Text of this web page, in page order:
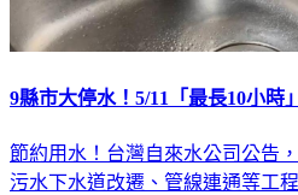
9縣市大停水！5/11「最長10小
節約用水！台灣自來水公司公告
污水下水道改遷、管線連通等工